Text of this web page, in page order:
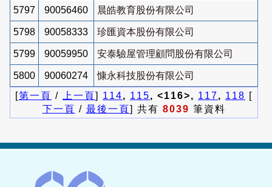
5797 90056460 晨皓教育股份有限公司
5798 90058333 珍匯資本股份有限公司
5799 90059950 安泰驗屋管理顧問股份有限公司
5800 90060274
慷永科技股份有限公司
[第一頁 / 上一頁] 114, 115, <116>, 117, 118 [
下一頁 / 最後一頁] 共有 8039 筆資料